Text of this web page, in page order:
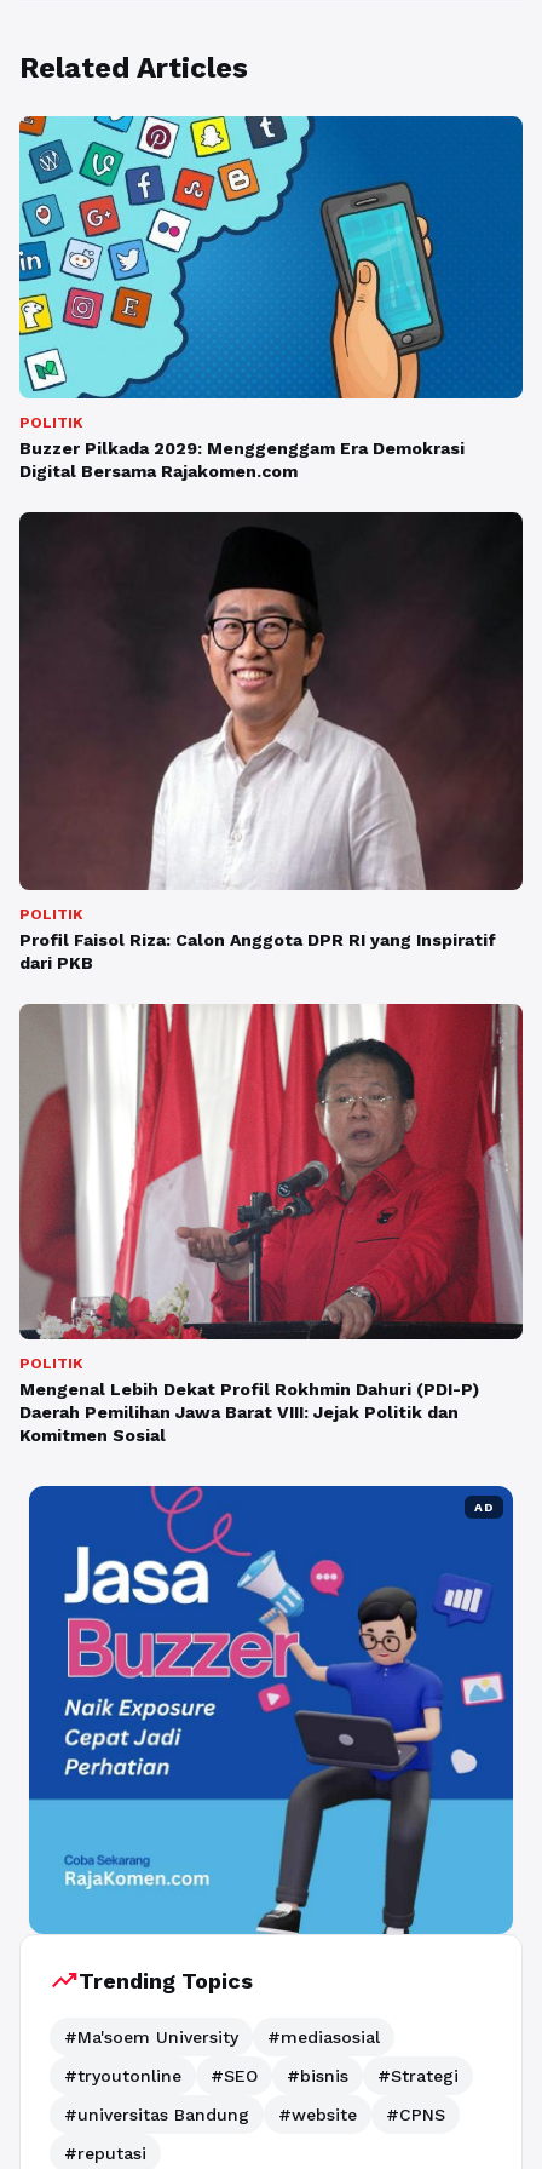
Related Articles
POLITIK
Buzzer Pilkada 2029: Menggenggam Era Demokrasi
Digital Bersama Rajakomen.com
POLITIK
Profil Faisol Riza: Calon Anggota DPR RI yang Inspiratif
dari PKB
POLITIK
Mengenal Lebih Dekat Profil Rokhmin Dahuri (PDI-P)
Daerah Pemilihan Jawa Barat VIII: Jejak Politik dan
Komitmen Sosial
AD
trending_upTrending Topics
#Ma'soem University
#mediasosial
#tryoutonline
#SEO #bisnis
#Strategi
#universitas Bandung
#website
#CPNS
#reputasi